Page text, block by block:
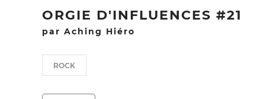
ORGIE D'INFLUENCES #21
par Aching Hiéro
ROCK